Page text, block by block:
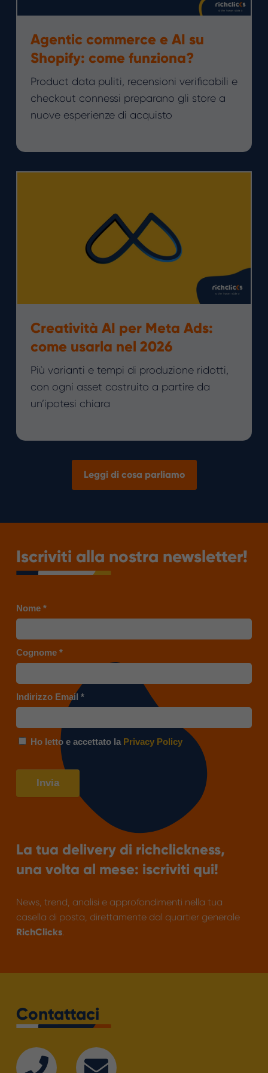
Agentic commerce e AI su
Shopify: come funziona?
Product data puliti, recensioni verificabili e
checkout connessi preparano gli store a
nuove esperienze di acquisto
Creatività AI per Meta Ads:
come usarla nel 2026
Più varianti e tempi di produzione ridotti,
con ogni asset costruito a partire da
un’ipotesi chiara
Leggi di cosa parliamo
Iscriviti alla nostra newsletter!
La tua delivery di richclickness,
una volta al mese: iscriviti qui!
News, trend, analisi e approfondimenti nella tua
casella di posta, direttamente dal quartier generale
RichClicks.
Contattaci